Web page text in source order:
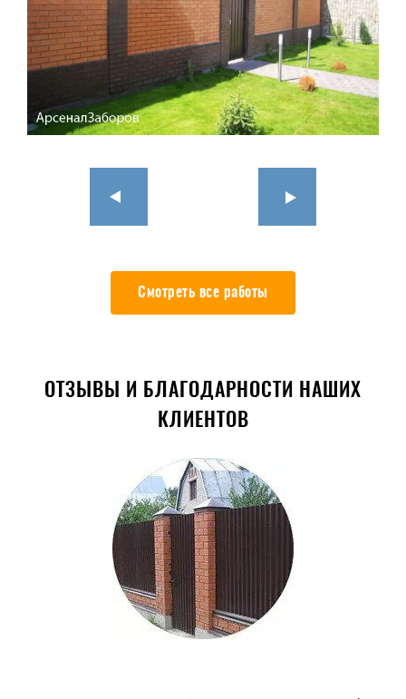
Смотреть все работы
ОТЗЫВЫ И БЛАГОДАРНОСТИ НАШИХ
КЛИЕНТОВ